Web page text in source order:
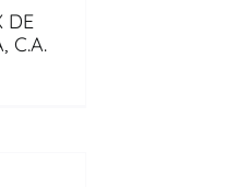
DE
C.A.